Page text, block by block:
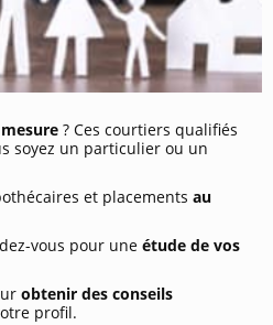
? Ces courtiers qualifiés
soyez un particulier ou un
et placements au
vous pour une étude de vos
obtenir des conseils
profil.